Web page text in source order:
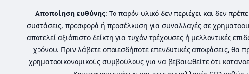
Αποποίηση ευθύνης: Το παρόν υλικό δεν περιέχει και δεν
συστάσεις, προσφορά ή προσέλκυση για συναλλαγές σε
αποτελεί αξιόπιστο δείκτη για τυχόν τρέχουσες ή μελλοντικές
χρόνου. Πριν λάβετε οποιεσδήποτε επενδυτικές αποφάσεις, θα
χρηματοοικονομικούς συμβούλους για να βεβαιωθείτε ότι